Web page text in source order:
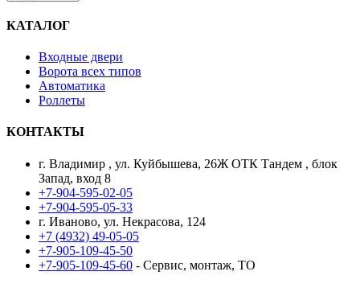
КАТАЛОГ
Входные двери
Ворота всех типов
Автоматика
Роллеты
КОНТАКТЫ
г. Владимир , ул. Куйбышева, 26Ж ОТК Тандем , блок
Запад, вход 8
+7-904-595-02-05
+7-904-595-05-33
г. Иваново, ул. Некрасова, 124
+7 (4932) 49-05-05
+7-905-109-45-50
+7-905-109-45-60 - Сервис, монтаж, ТО